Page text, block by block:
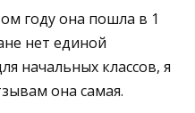
году она пошла в 1
нет единой
начальных классов, я
она самая.